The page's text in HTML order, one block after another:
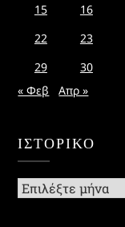
15
16
22
23
29
30
« Φεβ
Απρ »
ΙΣΤΟΡΙΚΌ
Ιστορικό